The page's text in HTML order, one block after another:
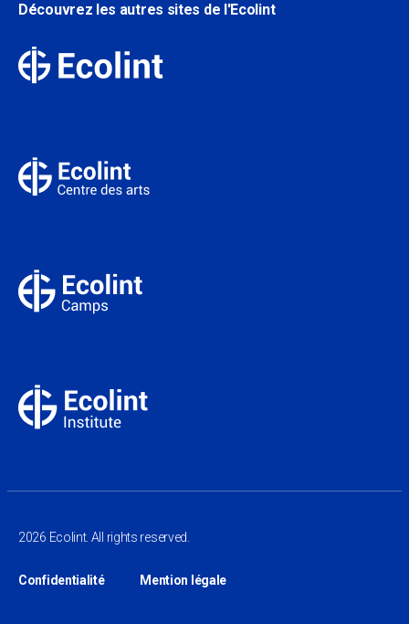
Découvrez les autres sites de l'Ecolint
2026 Ecolint. All rights reserved.
Confidentialité Mention légale